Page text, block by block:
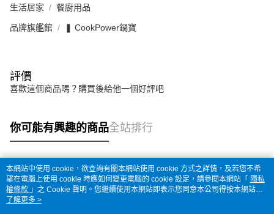
生活居家 餐廚用品
品牌旗艦館 ❚ CookPower鍋寶
評價
喜歡這個商品嗎？購買後給他一個好評吧
你可能有興趣的商品全站排行
熱門標籤
本網站中使用 cookie，欲查詢有關本網站使用 cookie 方式之詳情，及若您不希
望在電腦上使用 cookie 時應如何變更電腦的 cookie 設定，請參閱本網站「 隱私
權條款 」之 Cookie 聲明。您繼續使用本網站即表示您同意本公司得按本網站使
用條款之 Cookie 聲明使用 cookie。
了解更多 >